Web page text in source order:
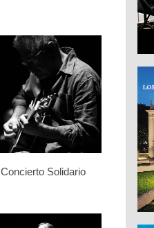
Concierto Solidario